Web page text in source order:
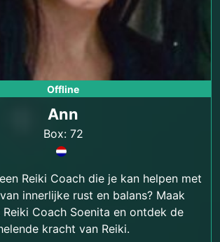
Offline
Ann
Box: 72
Reiki Coach die je kan helpen met
innerlijke rust en balans? Maak
Reiki Coach Soenita en ontdek de
kracht van Reiki.